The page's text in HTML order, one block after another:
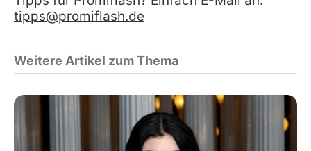
tipps@promiflash.de
Weitere Artikel zum Thema